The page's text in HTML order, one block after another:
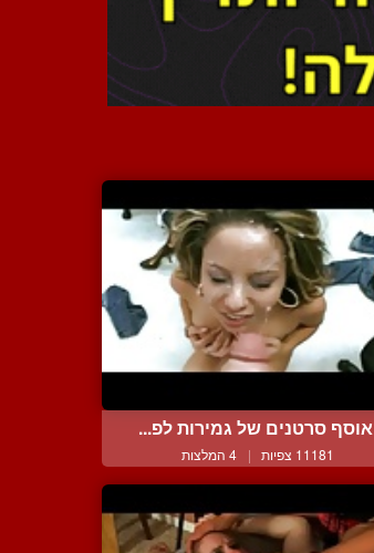
אוסף סרטנים של גמירות לפ...
11181 צפיות | 4 המלצות